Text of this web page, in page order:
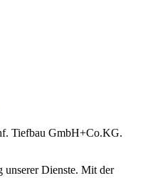
Tiefbau GmbH+Co.KG.
unserer Dienste. Mit der